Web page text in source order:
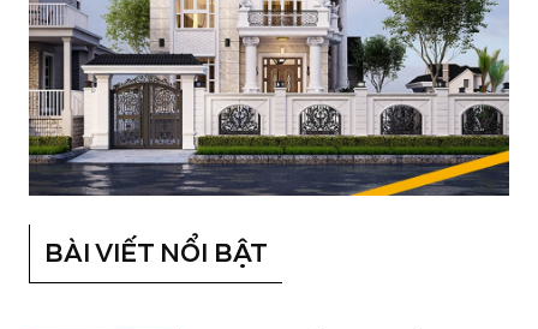
BÀI VIẾT NỔI BẬT